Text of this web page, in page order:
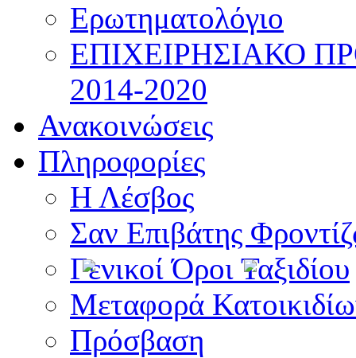
Ερωτηματολόγιο
ΕΠΙΧΕΙΡΗΣΙΑΚΟ
2014-2020
Ανακοινώσεις
Πληροφορίες
Η Λέσβος
Σαν Επιβάτης
Γενικοί Όροι Ταξιδίου
Μεταφορά
Πρόσβαση